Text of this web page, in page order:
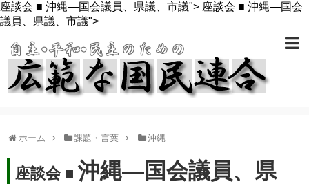
座談会 ■ 沖縄―国会議員、県議、市議"> 座談会 ■ 沖縄―国会
議員、県議、市議">
ホーム 課題・言葉 沖縄
座談会 ■ 沖縄―国会議員、県